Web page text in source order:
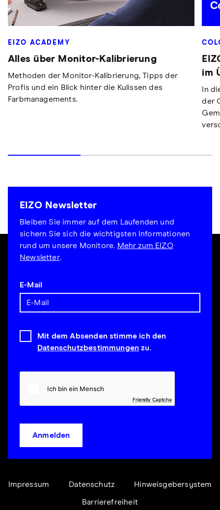
EIZO ACADEMY
Alles über Monitor-Kalibrierung
Methoden der Monitor-Kalibrierung, Tipps der
Profis und ein Blick hinter die Kulissen des
Farbmanagements.
im
In
der
EIZO Newsletter
Bleiben Sie immer auf dem Laufenden und
sichern Sie sich die wichtigsten Informationen
rund um unsere Monitore. Mehr zum EIZO
Newsletter.
E-Mail
Mit dem Absenden stimme ich den
Datenschutzbestimmungen zu.
Friendly Captcha
Anmelden
Impressum Datenschutz Hinweisgebersystem
Barrierefreiheit